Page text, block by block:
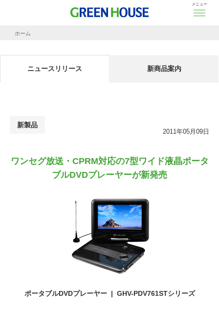
メニュー
ホーム
ニュースリリース 新商品案内
新製品
2011年05月09日
ワンセグ放送・CPRM対応の7型ワイド液晶ポータ
ブルDVDプレーヤーが新発売
ポータブルDVDプレーヤー | GHV-PDV761STシリーズ